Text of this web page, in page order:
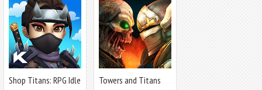
Shop Titans: RPG Idle
Towers and Titans